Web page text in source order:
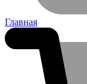
Главная